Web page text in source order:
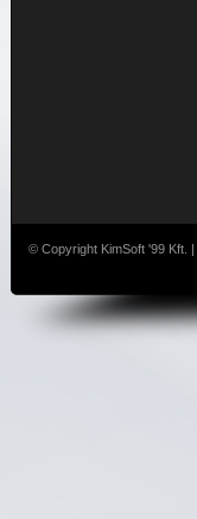
© Copyright KimSoft '99 Kft. |